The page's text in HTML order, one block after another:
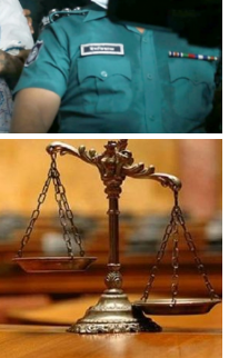
৩০ নভেম্বর